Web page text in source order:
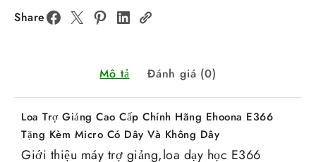
Share
Mô tả Đánh giá (0)
Loa Trợ Giảng Cao Cấp Chính Hãng Ehoona E366
Tặng Kèm Micro Có Dây Và Không Dây
Giới thiệu máy trợ giảng,loa dạy học E366